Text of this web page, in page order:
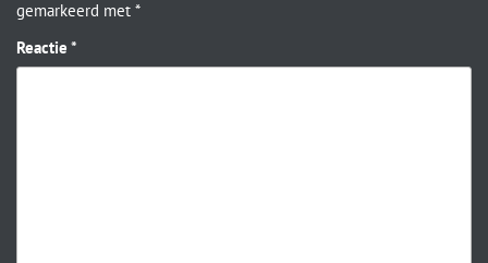
gemarkeerd met *
Reactie *